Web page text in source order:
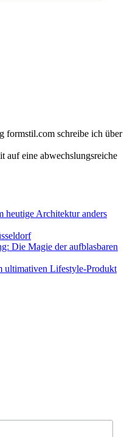
formstil.com schreibe ich über
auf eine abwechslungsreiche
Architektur anders
Die Magie der aufblasbaren
ultimativen Lifestyle-Produkt